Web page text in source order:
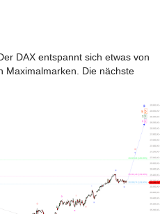
DAX entspannt sich etwas von
Maximalmarken. Die nächste